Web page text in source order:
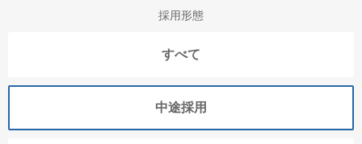
採用形態
すべて
中途採用